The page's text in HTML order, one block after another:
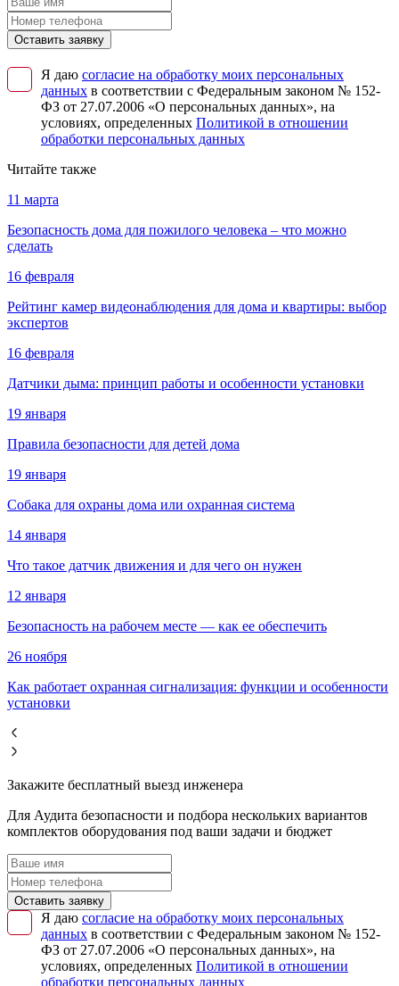
Оставить заявку
Я даю согласие на обработку моих персональных
данных в соответствии с Федеральным законом № 152-
ФЗ от 27.07.2006 «О персональных данных», на
условиях, определенных Политикой в отношении
обработки персональных данных
Читайте также
11 марта
Безопасность дома для пожилого человека – что можно
сделать
16 февраля
Рейтинг камер видеонаблюдения для дома и квартиры: выбор
экспертов
16 февраля
Датчики дыма: принцип работы и особенности установки
19 января
Правила безопасности для детей дома
19 января
Собака для охраны дома или охранная система
14 января
Что такое датчик движения и для чего он нужен
12 января
Безопасность на рабочем месте — как ее обеспечить
26 ноября
Как работает охранная сигнализация: функции и особенности
установки
Закажите бесплатный выезд инженера
Для Аудита безопасности и подбора нескольких вариантов
комплектов оборудования под ваши задачи и бюджет
Оставить заявку
Я даю согласие на обработку моих персональных
данных в соответствии с Федеральным законом № 152-
ФЗ от 27.07.2006 «О персональных данных», на
условиях, определенных Политикой в отношении
обработки персональных данных